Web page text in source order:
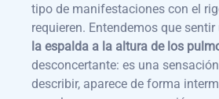
tipo de manifestaciones con el
requieren. Entendemos que sentir
la espalda a la altura de los
desconcertante: es una
describir, aparece de forma